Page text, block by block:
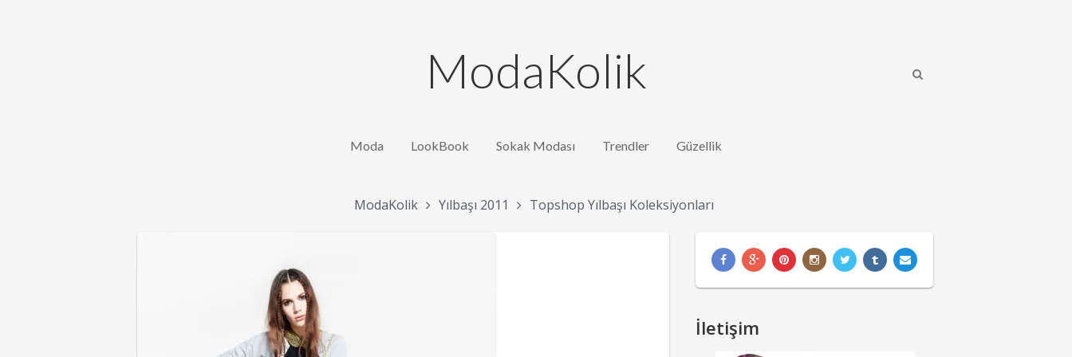
ModaKolik
Moda LookBook Sokak Modası Trendler Güzellik
ModaKolik Yılbaşı 2011 Topshop Yılbaşı Koleksiyonları
İletişim